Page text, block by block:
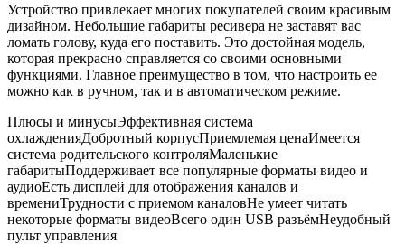
Устройство привлекает многих покупателей своим красивым
дизайном. Небольшие габариты ресивера не заставят вас
ломать голову, куда его поставить. Это достойная модель,
которая прекрасно справляется со своими основными
функциями. Главное преимущество в том, что настроить ее
можно как в ручном, так и в автоматическом режиме.
Плюсы и минусыЭффективная система
охлажденияДобротный корпусПриемлемая ценаИмеется
система родительского контроляМаленькие
габаритыПоддерживает все популярные форматы видео и
аудиоЕсть дисплей для отображения каналов и
времениТрудности с приемом каналовНе умеет читать
некоторые форматы видеоВсего один USB разъёмНеудобный
пульт управления